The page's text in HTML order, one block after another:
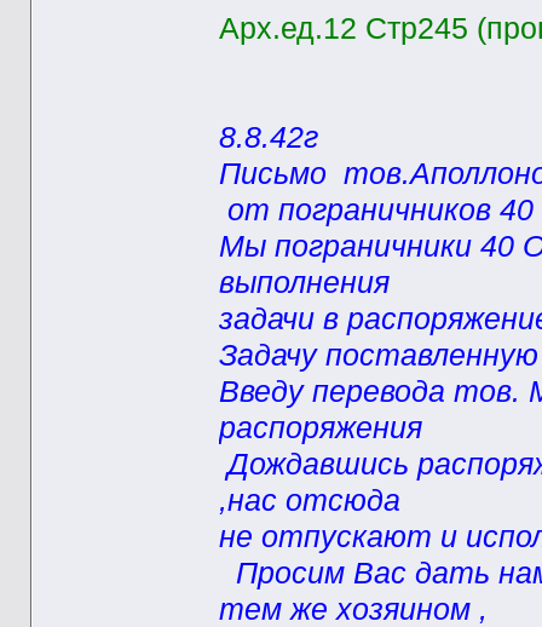
Арх.ед.12 Стр245
8.8.42г
Письмо
от пограничников
Мы пограничники 40
выполнения
задачи в
Задачу
Введу перевода тов.
распоряжения
Дождавшись
,нас отсюда
не отпускают и
Просим Вас дать
тем же хозяином ,